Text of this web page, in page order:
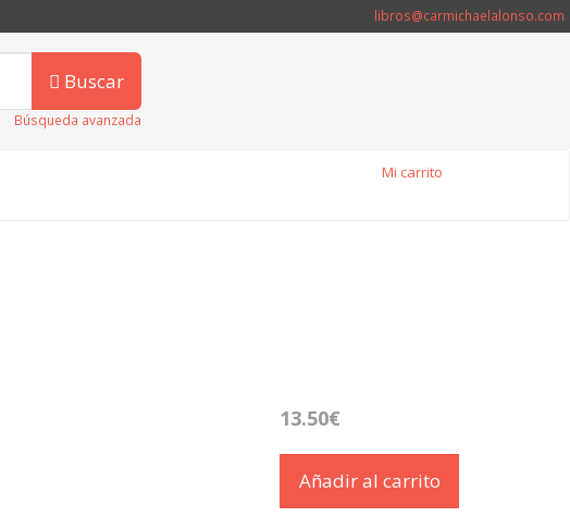
libros@carmichaelalonso.com
Buscar
Búsqueda avanzada
Mi carrito
13.50€
Añadir al carrito